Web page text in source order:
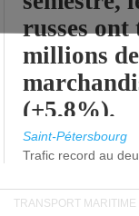
russes
millions
(+5,8%).
Saint-Pétersbourg
Trafic record au
TRANSPORT MARITIME